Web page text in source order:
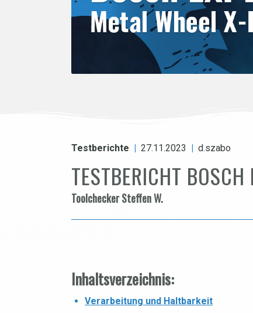
Testberichte | 27.11.2023 | d.szabo
TESTBERICHT
Toolchecker Steffen W.
Inhaltsverzeichnis:
Verarbeitung und Haltbarkeit